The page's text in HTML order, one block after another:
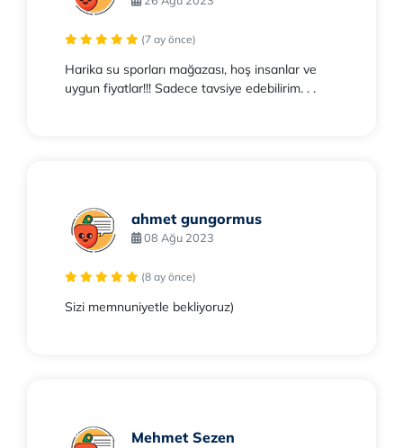
(7 ay önce)
Harika su sporları mağazası, hoş insanlar ve
uygun fiyatlar!!! Sadece tavsiye edebilirim. . .
ahmet gungormus
08 Ağu 2023
(8 ay önce)
Sizi memnuniyetle bekliyoruz)
Mehmet Sezen